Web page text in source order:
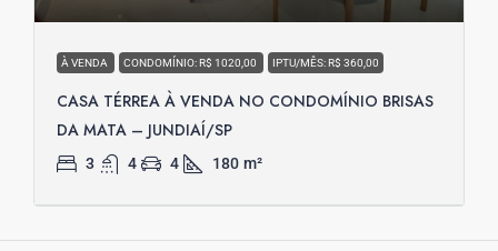
À VENDA CONDOMÍNIO: R$ 1020,00 IPTU/MÊS: R$ 360,00
CASA TÉRREA À VENDA NO CONDOMÍNIO BRISAS
DA MATA – JUNDIAÍ/SP
3 4 4 180 m²